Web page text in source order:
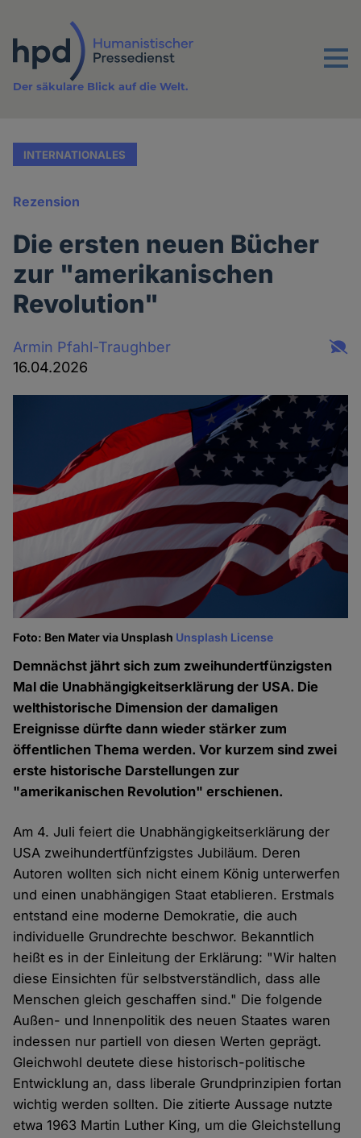
Inhalt
Menu
Der säkulare Blick auf die Welt.
INTERNATIONALES
Rezension
Die ersten neuen Bücher
zur "amerikanischen
Revolution"
Armin Pfahl-Traughber
16.04.2026
Foto: Ben Mater via Unsplash Unsplash License
Demnächst jährt sich zum zweihundertfünzigsten
Mal die Unabhängigkeitserklärung der USA. Die
welthistorische Dimension der damaligen
Ereignisse dürfte dann wieder stärker zum
öffentlichen Thema werden. Vor kurzem sind zwei
erste historische Darstellungen zur
"amerikanischen Revolution" erschienen.
Am 4. Juli feiert die Unabhängigkeitserklärung der
USA zweihundertfünfzigstes Jubiläum. Deren
Autoren wollten sich nicht einem König unterwerfen
und einen unabhängigen Staat etablieren. Erstmals
entstand eine moderne Demokratie, die auch
individuelle Grundrechte beschwor. Bekanntlich
heißt es in der Einleitung der Erklärung: "Wir halten
diese Einsichten für selbstverständlich, dass alle
Menschen gleich geschaffen sind." Die folgende
Außen- und Innenpolitik des neuen Staates waren
indessen nur partiell von diesen Werten geprägt.
Gleichwohl deutete diese historisch-politische
Entwicklung an, dass liberale Grundprinzipien fortan
wichtig werden sollten. Die zitierte Aussage nutzte
etwa 1963 Martin Luther King, um die Gleichstellung